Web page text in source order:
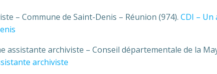
– Commune de Saint-Denis – Réunion (974). CDI –
assistante archiviste – Conseil départementale de la
archiviste